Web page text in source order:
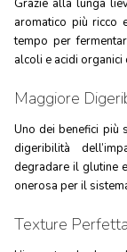
Grazie alla lunga
aromatico più ricco
tempo per
alcoli e acidi organici
Maggiore
Uno dei benefici più
digeribilità
degradare il glutine
onerosa per il
Texture Perfetta